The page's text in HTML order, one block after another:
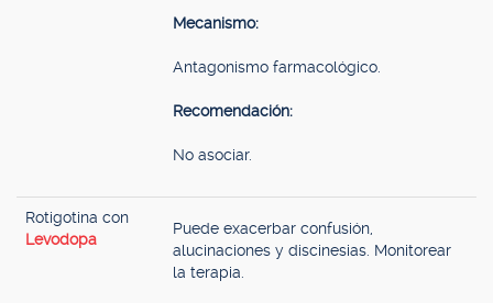
Mecanismo:
Antagonismo farmacológico.
Recomendación:
No asociar.
Rotigotina con
Levodopa
Puede exacerbar confusión,
alucinaciones y discinesias. Monitorear
la terapia.